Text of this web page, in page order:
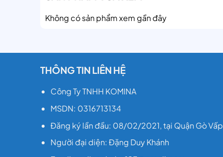
Không có sản phẩm xem gần đây
THÔNG TIN LIÊN HỆ
Công Ty TNHH KOMINA
MSDN: 0316713134
Đăng ký lần đầu: 08/02/2021, tại Quận Gò Vấp
Người đại diện: Đặng Duy Khánh